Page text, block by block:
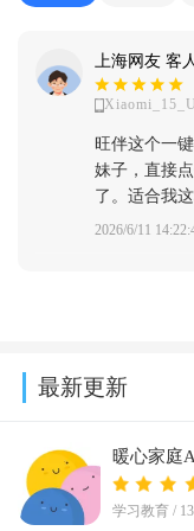
上海网友 客
旺伴这个一
妹子，直接
了。适合我
2026/6/11
最新更新
暖心家庭
学习教育 /